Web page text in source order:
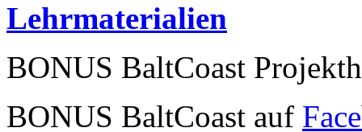
Lehrmaterialien
BONUS BaltCoast
BONUS BaltCoast auf